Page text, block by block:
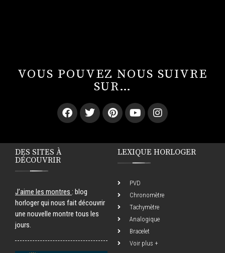
VOUS POUVEZ NOUS SUIVRE
SUR…
DES SITES À
DÉCOUVRIR
J’aime les montres : blog
horloger qui nous fait découvrir
une nouvelle montre tous les
jours.
LEXIQUE HORLOGER
PVD
Chronomètre
Tachymètre
Analogique
Bracelet
Voir plus +